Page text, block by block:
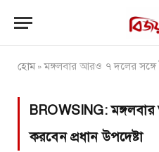
হোম»মঙ্গলবার আরও ৭ দলের সঙ্গে
BROWSING:
করবেন প্রধান উপদেষ্টা